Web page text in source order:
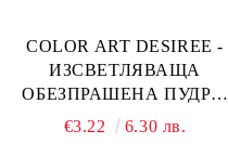
COLOR ART DESIREE -
ИЗСВЕТЛЯВАЩА
ОБЕЗПРАШЕНА ПУДРА/
€3.22 6.30 лв.